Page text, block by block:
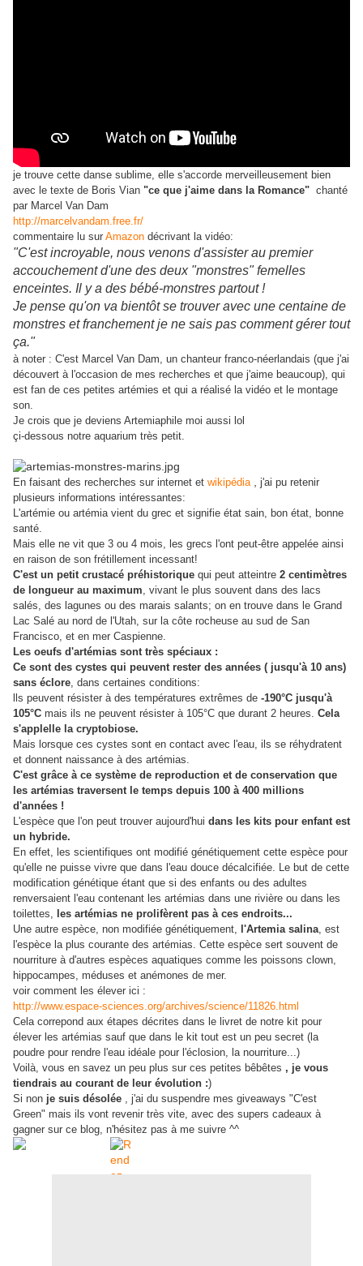
je trouve cette danse sublime, elle s'accorde merveilleusement bien
avec le texte de Boris Vian "ce que j'aime dans la Romance" chanté
par Marcel Van Dam
http://marcelvandam.free.fr/
commentaire lu sur Amazon décrivant la vidéo:
"C'est incroyable, nous venons d'assister au premier
accouchement d'une des deux "monstres" femelles
enceintes. Il y a des bébé-monstres partout !
Je pense qu'on va bientôt se trouver avec une centaine de
monstres et franchement je ne sais pas comment gérer tout
ça."
à noter : C'est Marcel Van Dam, un chanteur franco-néerlandais (que j'ai
découvert à l'occasion de mes recherches et que j'aime beaucoup), qui
est fan de ces petites artémies et qui a réalisé la vidéo et le montage
son.
Je crois que je deviens Artemiaphile moi aussi lol
çi-dessous notre aquarium très petit.
En faisant des recherches sur internet et wikipédia
j'ai pu retenir
plusieurs informations intéressantes:
L'artémie ou artémia vient du grec et signifie état sain, bon état, bonne
santé.
Mais elle ne vit que 3 ou 4 mois, les grecs l'ont peut-être appelée ainsi
en raison de son frétillement incessant!
C'est un petit crustacé préhistorique qui peut atteintre 2 centimètres
de longueur au maximum, vivant le plus souvent dans des lacs
salés, des lagunes ou des marais salants; on en trouve dans le Grand
Lac Salé au nord de l'Utah, sur la côte rocheuse au sud de San
Francisco, et en mer Caspienne.
Les oeufs d'artémias sont très spéciaux :
Ce sont des cystes qui peuvent rester des années ( jusqu'à 10 ans)
sans éclore, dans certaines conditions:
lls peuvent résister à des températures extrêmes de -190°C jusqu'à
105°C mais ils ne peuvent résister à 105°C que durant 2 heures. Cela
s'applelle la cryptobiose.
Mais lorsque ces cystes sont en contact avec l'eau, ils se réhydratent
et donnent naissance à des artémias.
C'est grâce à ce système de reproduction et de conservation que
les artémias traversent le temps depuis 100 à 400 millions
d'années !
L'espèce que l'on peut trouver aujourd'hui dans les kits pour enfant est
un hybride.
En effet, les scientifiques ont modifié génétiquement cette espèce pour
qu'elle ne puisse vivre que dans l'eau douce décalcifiée. Le but de cette
modification génétique étant que si des enfants ou des adultes
renversaient l'eau contenant les artémias dans une rivière ou dans les
toilettes, les artémias ne prolifèrent pas à ces endroits...
Une autre espèce, non modifiée génétiquement, l'Artemia salina, est
l'espèce la plus courante des artémias. Cette espèce sert souvent de
nourriture à d'autres espèces aquatiques comme les poissons clown,
hippocampes, méduses et anémones de mer.
voir comment les élever ici :
http://www.espace-sciences.org/archives/science/11826.html
Cela correpond aux étapes décrites dans le livret de notre kit pour
élever les artémias sauf que dans le kit tout est un peu secret (la
poudre pour rendre l'eau idéale pour l'éclosion, la nourriture...)
Voilà, vous en savez un peu plus sur ces petites bêbêtes , je vous
tiendrais au courant de leur évolution :)
Si non je suis désolée , j'ai du suspendre mes giveaways "C'est
Green" mais ils vont revenir très vite, avec des supers cadeaux à
gagner sur ce blog, n'hésitez pas à me suivre ^^